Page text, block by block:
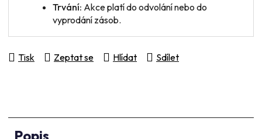
Trvání: Akce platí do odvolání nebo do
vyprodání zásob.
Tisk Zeptat se Hlídat Sdílet
Popis